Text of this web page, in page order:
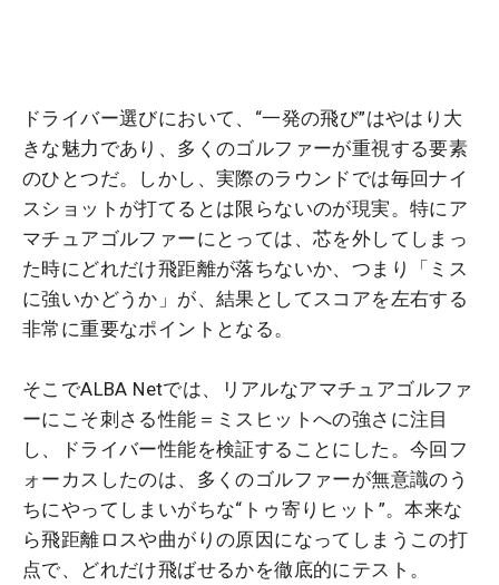
ドライバー選びにおいて、“一発の飛び”はやはり大
きな魅力であり、多くのゴルファーが重視する要素
のひとつだ。しかし、実際のラウンドでは毎回ナイ
スショットが打てるとは限らないのが現実。特にア
マチュアゴルファーにとっては、芯を外してしまっ
た時にどれだけ飛距離が落ちないか、つまり「ミス
に強いかどうか」が、結果としてスコアを左右する
非常に重要なポイントとなる。
そこでALBA Netでは、リアルなアマチュアゴルファ
ーにこそ刺さる性能＝ミスヒットへの強さに注目
し、ドライバー性能を検証することにした。今回フ
ォーカスしたのは、多くのゴルファーが無意識のう
ちにやってしまいがちな“トゥ寄りヒット”。本来な
ら飛距離ロスや曲がりの原因になってしまうこの打
点で、どれだけ飛ばせるかを徹底的にテスト。